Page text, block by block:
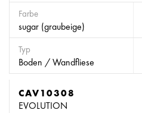
Farbe
sugar (graubeige)
Typ
Boden / Wandfliese
CAV10308
EVOLUTION